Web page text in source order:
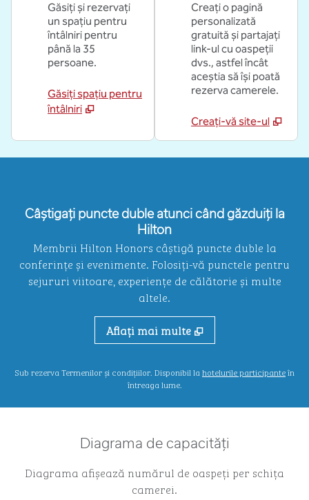
Găsiți și rezervați
un spațiu pentru
întâlniri pentru
până la 35
persoane.
Găsiți spațiu pentru
întâlniri
Creați o pagină
personalizată
gratuită și partajați
link-ul cu oaspeții
dvs., astfel încât
aceștia să își poată
rezerva camerele.
Creați-vă site-ul
Câștigați puncte duble atunci când găzduiți la
Hilton
Membrii Hilton Honors câștigă puncte duble la
conferințe și evenimente. Folosiți-vă punctele pentru
sejururi viitoare, experiențe de călătorie și multe
altele.
Aflaţi mai multe
Sub rezerva Termenilor și condițiilor. Disponibil lahotelurile participante,în
întreaga lume.
Diagrama de capacități
Diagrama afișează numărul de oaspeți per schița
camerei.